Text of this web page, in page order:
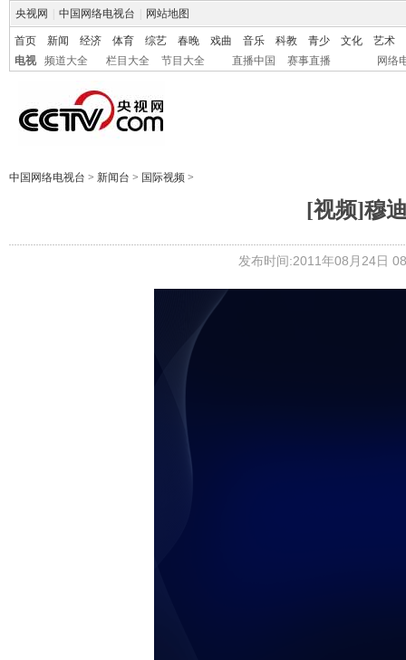
央视网 中国网络电视台 网站地图
首页 新闻 经济 体育 综艺 春晚 戏曲 音乐 科教 青少 文化
艺术
电视
频道大全 栏目大全 节目大全 直播中国 赛事直播 网络
中国网络电视台 > 新闻台 > 国际视频 >
[视频]穆
发布时间:2011年08月24日